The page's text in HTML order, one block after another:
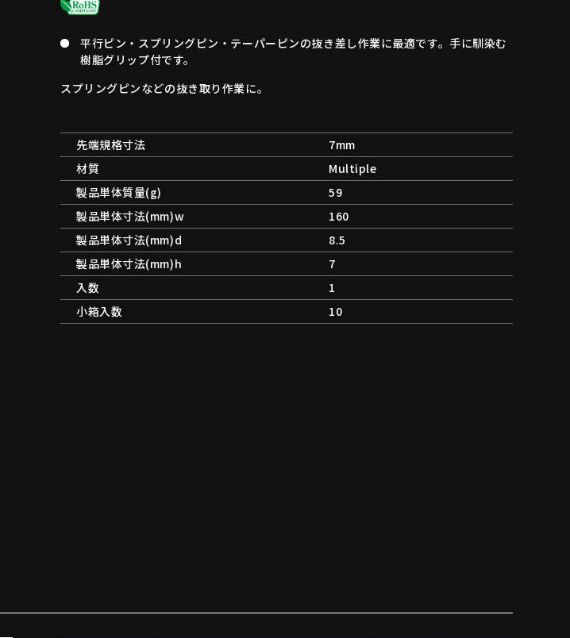
平行ピン・スプリングピン・テーパーピンの抜き差し作業に最適です。手に馴染む
樹脂グリップ付です。
スプリングピンなどの抜き取り作業に。
先端規格寸法
7mm
材質
Multiple
製品単体質量(g)
59
製品単体寸法(mm)w
160
製品単体寸法(mm)d
8.5
製品単体寸法(mm)h
7
入数
1
小箱入数
10